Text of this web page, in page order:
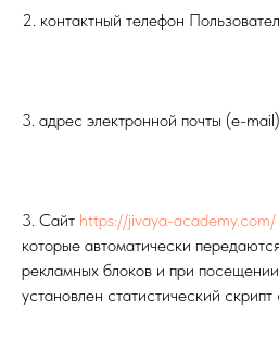
2. контактный телефон
3. адрес электронной почты (e-
3. Сайт https://jivaya-academy.com/
которые автоматически
рекламных блоков и при
установлен статистический